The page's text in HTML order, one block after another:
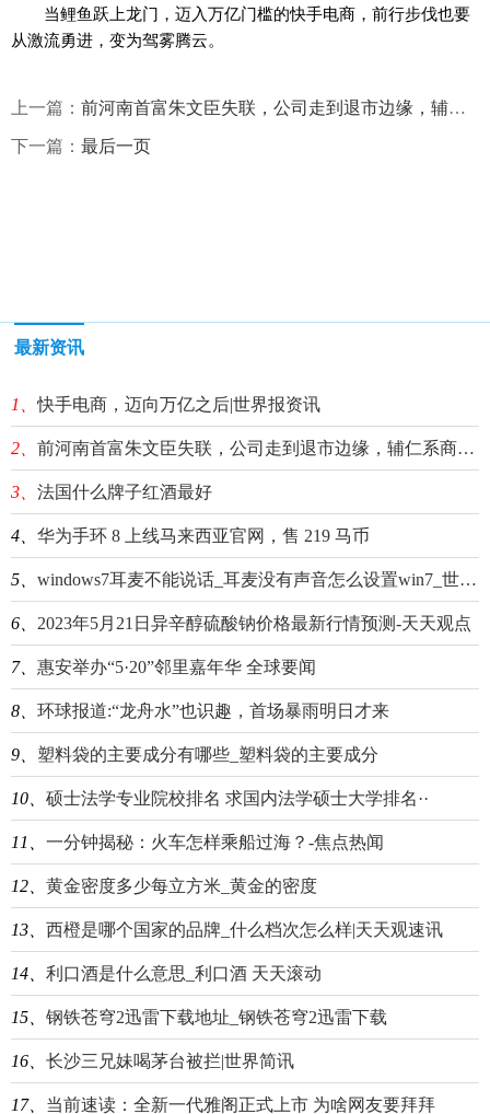
当鲤鱼跃上龙门，迈入万亿门槛的快手电商，前行步伐也要
从激流勇进，变为驾雾腾云。
上一篇： 前河南首富朱文臣失联，公司走到退市边缘，辅仁系商业帝国倒下
下一篇： 最后一页
最新资讯
1、 快手电商，迈向万亿之后|世界报资讯
2、 前河南首富朱文臣失联，公司走到退市边缘，辅仁系商业帝国倒下
3、 法国什么牌子红酒最好
4、 华为手环 8 上线马来西亚官网，售 219 马币
5、 windows7耳麦不能说话_耳麦没有声音怎么设置win7_世界观点
6、 2023年5月21日异辛醇硫酸钠价格最新行情预测-天天观点
7、 惠安举办“5·20”邻里嘉年华 全球要闻
8、 环球报道:“龙舟水”也识趣，首场暴雨明日才来
9、 塑料袋的主要成分有哪些_塑料袋的主要成分
10、 硕士法学专业院校排名 求国内法学硕士大学排名··
11、 一分钟揭秘：火车怎样乘船过海？-焦点热闻
12、 黄金密度多少每立方米_黄金的密度
13、 西橙是哪个国家的品牌_什么档次怎么样|天天观速讯
14、 利口酒是什么意思_利口酒 天天滚动
15、 钢铁苍穹2迅雷下载地址_钢铁苍穹2迅雷下载
16、 长沙三兄妹喝茅台被拦|世界简讯
17、 当前速读：全新一代雅阁正式上市 为啥网友要拜拜